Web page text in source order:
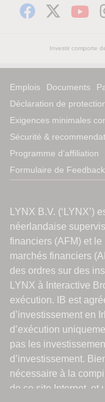
Investir comporte
Emplois Documents
Déclaration de
Exigences minimales
Sécurité &
Programme d’affiliation
Formulaire de Feedback